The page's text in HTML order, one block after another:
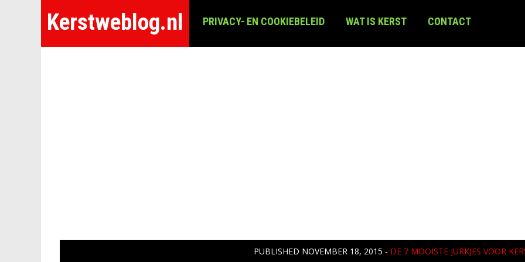
Kerstweblog.nl PRIVACY- EN COOKIEBELEID WAT IS KERST CONTACT
PUBLISHED NOVEMBER 18, 2015 - DE 7 MOOISTE JURKJES VOOR